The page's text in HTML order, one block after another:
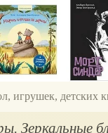
игрушек, детских